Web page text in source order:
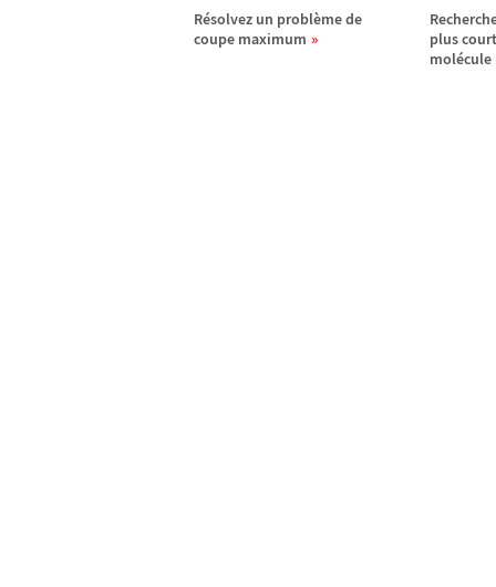
Résolvez un problème de
coupe maximum
plus
molécule